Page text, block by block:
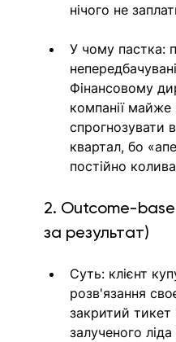
нічого не
У чому пастка:
Фінансовому
компанії
спрогнозувати
квартал, бо
постійно
2. Outcome-
за результат)
Суть: клієнт
розв'язання
закритий тикет
залученого